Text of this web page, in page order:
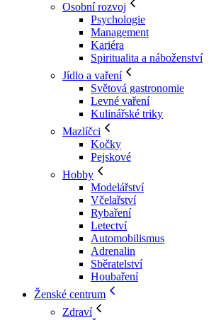
Osobní rozvoj
Psychologie
Management
Kariéra
Spiritualita a náboženství
Jídlo a vaření
Světová gastronomie
Levné vaření
Kulinářské triky
Mazlíčci
Kočky
Pejskové
Hobby
Modelářství
Včelařství
Rybaření
Letectví
Automobilismus
Adrenalin
Sběratelství
Houbaření
Ženské centrum
Zdraví